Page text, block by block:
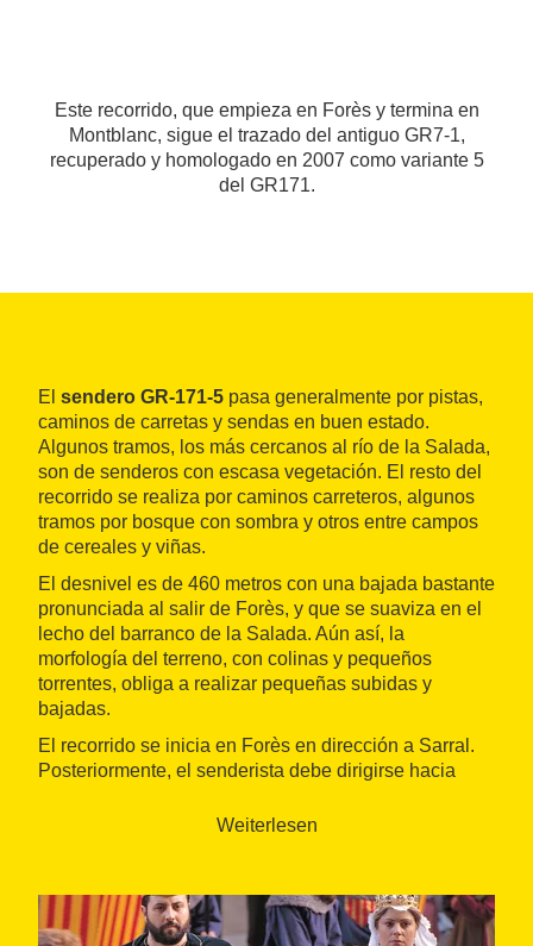
Este recorrido, que empieza en Forès y termina en
Montblanc, sigue el trazado del antiguo GR7-1,
recuperado y homologado en 2007 como variante 5
del GR171.
El sendero GR-171-5 pasa generalmente por pistas,
caminos de carretas y sendas en buen estado.
Algunos tramos, los más cercanos al río de la Salada,
son de senderos con escasa vegetación. El resto del
recorrido se realiza por caminos carreteros, algunos
tramos por bosque con sombra y otros entre campos
de cereales y viñas.
El desnivel es de 460 metros con una bajada bastante
pronunciada al salir de Forès, y que se suaviza en el
lecho del barranco de la Salada. Aún así, la
morfología del terreno, con colinas y pequeños
torrentes, obliga a realizar pequeñas subidas y
bajadas.
El recorrido se inicia en Forès en dirección a Sarral.
Posteriormente, el senderista debe dirigirse hacia
dels Prats, para acabar la ruta en Montblanc.
una curiosa forma de colocación de las piedras
conocida comoopus spicatum , que en castellano
Weiterlesen